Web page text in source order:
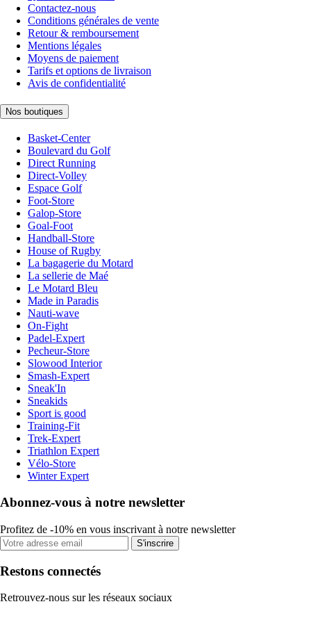
Contactez-nous
Conditions générales de vente
Retour & remboursement
Mentions légales
Moyens de paiement
Tarifs et options de livraison
Avis de confidentialité
Nos boutiques
Basket-Center
Boulevard du Golf
Direct Running
Direct-Volley
Espace Golf
Foot-Store
Galop-Store
Goal-Foot
Handball-Store
House of Rugby
La bagagerie du Motard
La sellerie de Maé
Le Motard Bleu
Made in Paradis
Nauti-wave
On-Fight
Padel-Expert
Pecheur-Store
Slowood Interior
Smash-Expert
Sneak'In
Sneakids
Sport is good
Training-Fit
Trek-Expert
Triathlon Expert
Vélo-Store
Winter Expert
Abonnez-vous à notre newsletter
Profitez de -10% en vous inscrivant à notre newsletter
S'inscrire
Restons connectés
Retrouvez-nous sur les réseaux sociaux